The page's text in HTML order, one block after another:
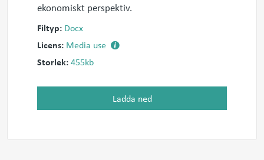
ekonomiskt perspektiv.
Filtyp: Docx
Licens: Media use
Storlek:455kb
Ladda ned